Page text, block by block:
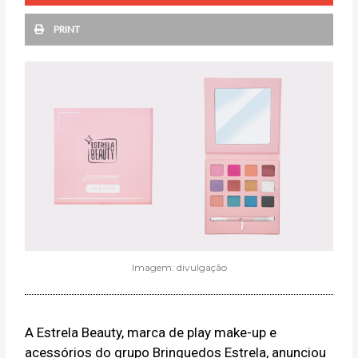
PRINT
Imagem: divulgação
A Estrela Beauty, marca de play make-up e
acessórios do grupo Brinquedos Estrela, anunciou